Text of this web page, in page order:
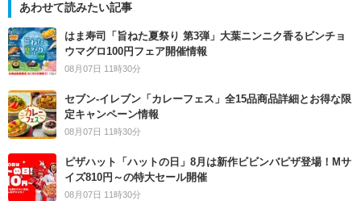
あわせて読みたい記事
はま寿司「旨ねた夏祭り 第3弾」大葉ニンニク香るビンチョ
ウマグロ100円フェア開催情報
08月07日 11時30分
セブン‐イレブン「カレーフェス」全15品商品詳細とお得な限
定キャンペーン情報
08月07日 11時30分
ピザハット「ハットの日」8月は新作ビビンバピザ登場！Mサ
イズ810円～の特大セール開催
08月07日 11時30分